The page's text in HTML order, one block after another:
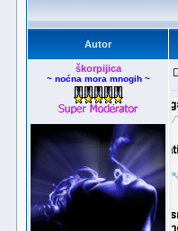
Autor
škorpijica
~ noćna mora mnogih ~